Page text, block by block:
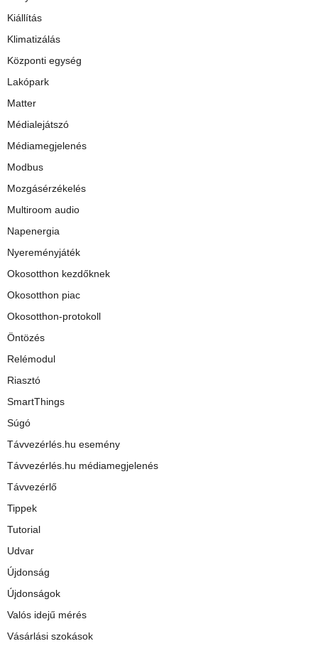
Kiállítás
Klimatizálás
Központi egység
Lakópark
Matter
Médialejátszó
Médiamegjelenés
Modbus
Mozgásérzékelés
Multiroom audio
Napenergia
Nyereményjáték
Okosotthon kezdőknek
Okosotthon piac
Okosotthon-protokoll
Öntözés
Relémodul
Riasztó
SmartThings
Súgó
Távvezérlés.hu esemény
Távvezérlés.hu médiamegjelenés
Távvezérlő
Tippek
Tutorial
Udvar
Újdonság
Újdonságok
Valós idejű mérés
Vásárlási szokások